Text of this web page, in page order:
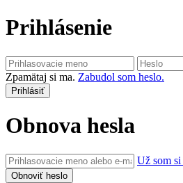
Prihlásenie
Zpamätaj si ma. Zabudol som heslo.
Obnova hesla
Už som si